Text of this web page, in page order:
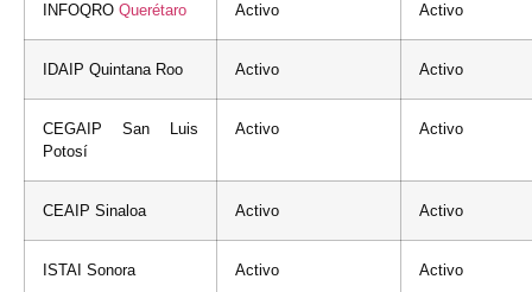
INFOQRO Querétaro Activo Activo
IDAIP Quintana Roo Activo Activo
CEGAIP San Luis
Potosí
Activo Activo
CEAIP Sinaloa Activo Activo
ISTAI Sonora Activo Activo